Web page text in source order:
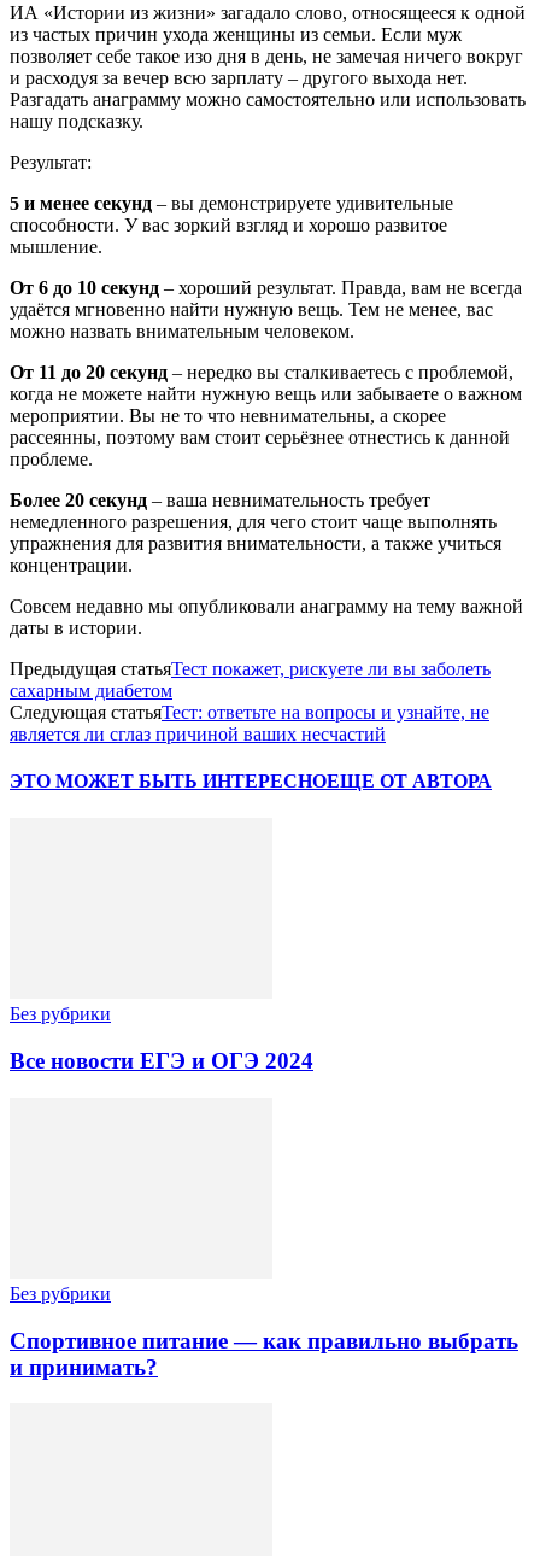
ИА «Истории из жизни» загадало слово, относящееся к одной
из частых причин ухода женщины из семьи. Если муж
позволяет себе такое изо дня в день, не замечая ничего вокруг
и расходуя за вечер всю зарплату – другого выхода нет.
Разгадать анаграмму можно самостоятельно или использовать
нашу подсказку.
Результат:
5 и менее секунд – вы демонстрируете удивительные
способности. У вас зоркий взгляд и хорошо развитое
мышление.
От 6 до 10 секунд – хороший результат. Правда, вам не всегда
удаётся мгновенно найти нужную вещь. Тем не менее, вас
можно назвать внимательным человеком.
От 11 до 20 секунд – нередко вы сталкиваетесь с проблемой,
когда не можете найти нужную вещь или забываете о важном
мероприятии. Вы не то что невнимательны, а скорее
рассеянны, поэтому вам стоит серьёзнее отнестись к данной
проблеме.
Более 20 секунд – ваша невнимательность требует
немедленного разрешения, для чего стоит чаще выполнять
упражнения для развития внимательности, а также учиться
концентрации.
Совсем недавно мы опубликовали анаграмму на тему важной
даты в истории.
Предыдущая статьяТест покажет, рискуете ли вы заболеть
сахарным диабетом
Следующая статьяТест: ответьте на вопросы и узнайте, не
является ли сглаз причиной ваших несчастий
ЭТО МОЖЕТ БЫТЬ ИНТЕРЕСНОЕЩЕ ОТ АВТОРА
Без рубрики
Все новости ЕГЭ и ОГЭ 2024
Без рубрики
Спортивное питание — как правильно выбрать
и принимать?